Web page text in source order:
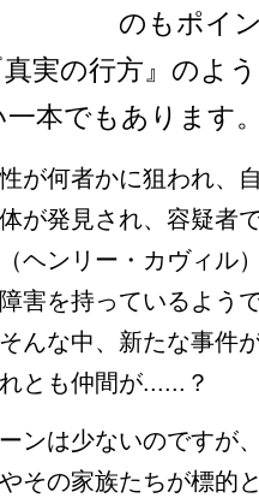
のもポイ
真実の行方』のよ
一本でもあります
が何者かに狙われ、
が発見され、容疑者
ヘンリー・カヴィル
害を持っているよう
んな中、新たな事件
とも仲間が......？
ンは少ないのですが
その家族たちが標的